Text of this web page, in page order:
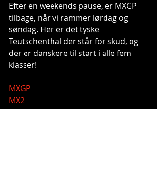
Efter en weekends pause, er MXGP
tilbage, når vi rammer lørdag og
søndag. Her er det tyske
Teutschenthal der står for skud, og
der er danskere til start i alle fem
klasser!
MXGP
MX2
WMX